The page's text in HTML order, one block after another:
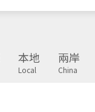
本地
Local
兩岸
China